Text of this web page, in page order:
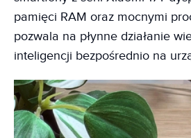
pamięci RAM oraz mocnymi
pozwala na płynne działanie
inteligencji bezpośrednio na